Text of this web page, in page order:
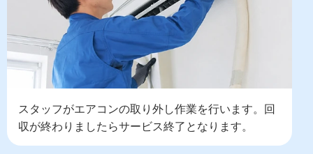
スタッフがエアコンの取り外し作業を行います。回
収が終わりましたらサービス終了となります。